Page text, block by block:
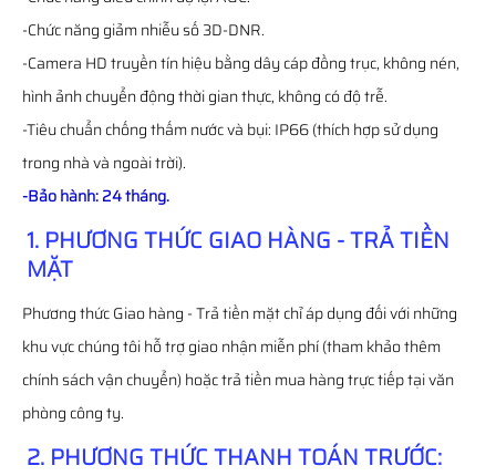
-Chức năng giảm nhiễu số 3D-DNR.
-Camera HD truyền tín hiệu bằng dây cáp đồng trục, không nén,
hình ảnh chuyển động thời gian thực, không có độ trễ.
-Tiêu chuẩn chống thấm nước và bụi: IP66 (thích hợp sử dụng
trong nhà và ngoài trời).
-Bảo hành: 24 tháng.
1. PHƯƠNG THỨC GIAO HÀNG - TRẢ TIỀN
MẶT
Phương thức Giao hàng - Trả tiền mặt chỉ áp dụng đối với những
khu vực chúng tôi hỗ trợ giao nhận miễn phí (tham khảo thêm
chính sách vận chuyển) hoặc trả tiền mua hàng trực tiếp tại văn
phòng công ty.
2. PHƯƠNG THỨC THANH TOÁN TRƯỚC: